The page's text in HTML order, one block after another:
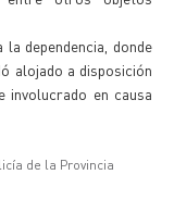
dependencia, donde
alojado a disposición
involucrado en causa
de la Provincia